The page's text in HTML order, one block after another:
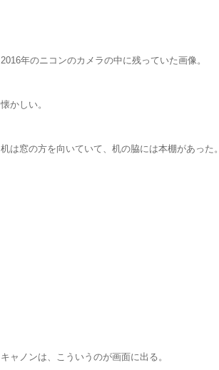
2016年のニコンのカメラの中に残っていた画像。
懐かしい。
机は窓の方を向いていて、机の脇には本棚があった。
キャノンは、こういうのが画面に出る。